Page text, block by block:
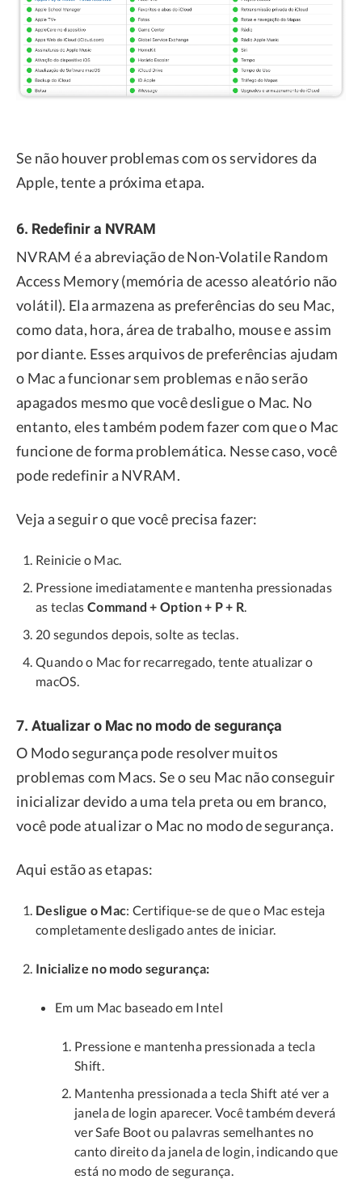
Se não houver problemas com os servidores da
Apple, tente a próxima etapa.
6. Redefinir a NVRAM
NVRAM é a abreviação de Non-Volatile Random
Access Memory (memória de acesso aleatório não
volátil). Ela armazena as preferências do seu Mac,
como data, hora, área de trabalho, mouse e assim
por diante. Esses arquivos de preferências ajudam
o Mac a funcionar sem problemas e não serão
apagados mesmo que você desligue o Mac. No
entanto, eles também podem fazer com que o Mac
funcione de forma problemática. Nesse caso, você
pode redefinir a NVRAM.
Veja a seguir o que você precisa fazer:
Reinicie o Mac.
Pressione imediatamente e mantenha pressionadas
as teclas Command + Option + P + R
20 segundos depois, solte as teclas.
Quando o Mac for recarregado, tente atualizar o
macOS.
7. Atualizar o Mac no modo de segurança
O Modo segurança pode resolver muitos
problemas com Macs. Se o seu Mac não conseguir
inicializar devido a uma tela preta ou em branco,
você pode atualizar o Mac no modo de segurança.
Aqui estão as etapas:
Desligue o Mac: Certifique-se de que o Mac esteja
completamente desligado antes de iniciar.
Inicialize no modo segurança:
Em um Mac baseado em Intel
Pressione e mantenha pressionada a tecla
Shift.
Mantenha pressionada a tecla Shift até ver a
janela de login aparecer. Você também deverá
ver Safe Boot ou palavras semelhantes no
canto direito da janela de login, indicando que
está no modo de segurança.